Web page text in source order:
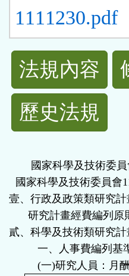
1111230.pdf
法
規
功
按
鈕
區
法規內容
歷史法規
國家科學及技術委
國家科學及技術委員會
壹、行政及政策類研究
研究計畫經費編列原
貳、科學及技術類研究計
一、人事費編列基
(一)研究人員：月